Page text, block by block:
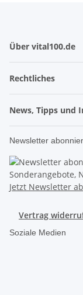
Über vital100.de
Rechtliches
News, Tipps und
Newsletter
Sonderangebote,
Jetzt Newsletter
Vertrag
Soziale Medien